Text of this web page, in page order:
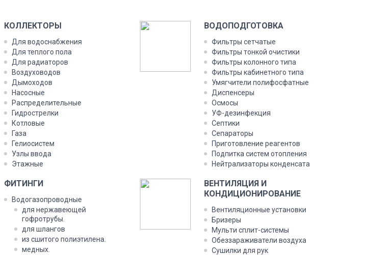
КОЛЛЕКТОРЫ
Для водоснабжения
Для теплого пола
Для радиаторов
Воздуховодов
Дымоходов
Насосные
Распределительные
Гидрострелки
Котловые
Газа
Гелиосистем
Узлы ввода
Этажные
ВОДОПОДГОТОВКА
Фильтры сетчатые
Фильтры тонкой очистики
Фильтры колонного типа
Фильтры кабинетного типа
Умягчители полифосфатные
Диспенсеры
Осмосы
УФ-дезинфекция
Септики
Сепараторы
Приготовление реагентов
Подпитка систем отопления
Нейтрализаторы конденсата
ФИТИНГИ
Водогазопроводные
для нержавеющей
гофротрубы.
для шлангов
из сшитого полиэтилена.
медных.
ВЕНТИЛЯЦИЯ И
КОНДИЦИОНИРОВАНИЕ
Вентиляционные установки
Бризеры
Мульти сплит-системы
Обеззараживатели воздуха
Сушилки для рук